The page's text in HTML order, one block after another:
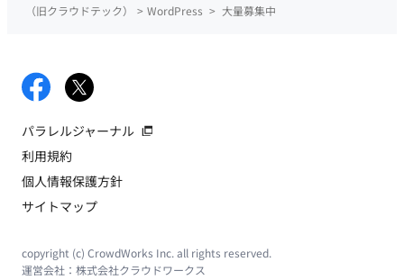
（旧クラウドテック）
> WordPress > 大量募集中
パラレルジャーナル
利用規約
個人情報保護方針
サイトマップ
copyright (c) CrowdWorks Inc. all rights reserved.
運営会社： 株式会社クラウドワークス